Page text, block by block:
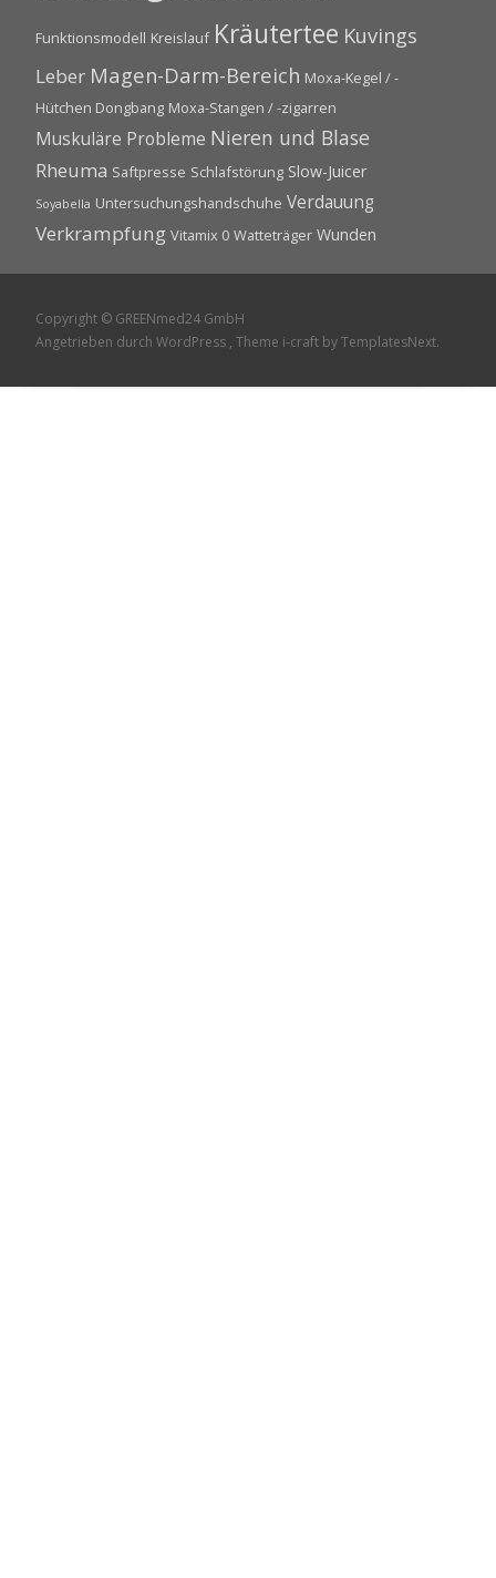
Funktionsmodell Kreislauf Kräutertee Kuvings
Leber Magen-Darm-Bereich Moxa-Kegel / -
Hütchen Dongbang Moxa-Stangen / -zigarren
Muskuläre Probleme Nieren und Blase
Rheuma Saftpresse Schlafstörung Slow-Juicer
Soyabella Untersuchungshandschuhe Verdauung
Verkrampfung Vitamix 0 Watteträger Wunden
Copyright © GREENmed24 GmbH
Angetrieben durch WordPress , Theme i-craft by TemplatesNext.